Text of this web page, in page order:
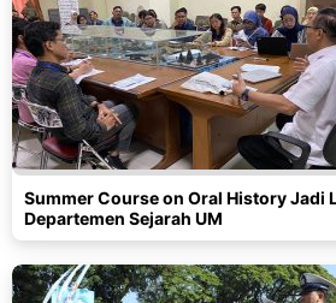
Summer Course on Oral History Jadi
Departemen Sejarah UM